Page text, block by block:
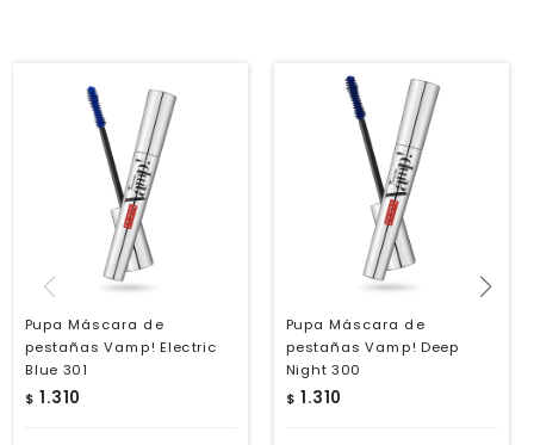
Pupa Máscara de
pestañas Vamp! Electric
Blue 301
$ 1.310
Pupa Máscara de
pestañas Vamp! Deep
Night 300
$ 1.310